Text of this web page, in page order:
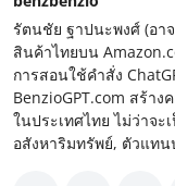
รัตนชัย ฐาปนะพงศ์ (อา
สินค้าไทยบน
การสอนใช้คำสั่ง
BenzioGPT.com สร้า
ในประเทศไทย ไม่ว่าจ
อสังหาริมทรัพย์, ตัวแท